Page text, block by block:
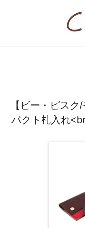
【ビー・ピス
パクト札入れ